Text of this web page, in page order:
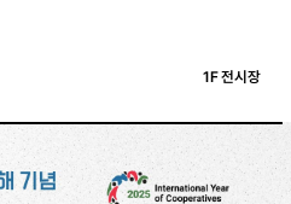
1F 전시장